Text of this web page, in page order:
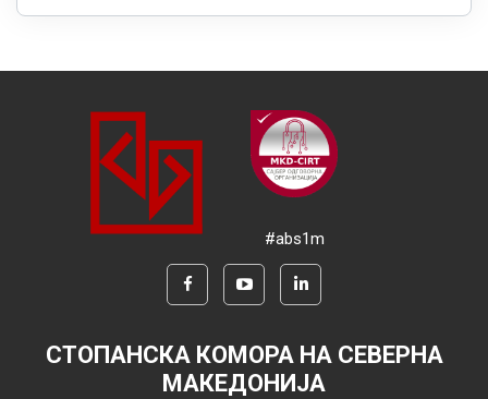
#abs1m
СТОПАНСКА КОМОРА НА СЕВЕРНА
МАКЕДОНИЈА